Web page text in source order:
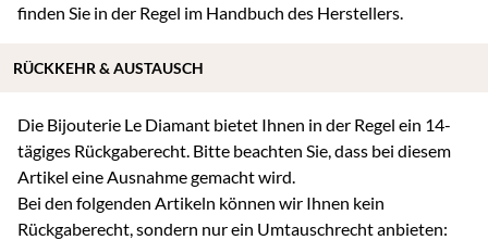
finden Sie in der Regel im Handbuch des Herstellers.
Die Bijouterie Le Diamant bietet Ihnen in der Regel ein 14-
tägiges Rückgaberecht. Bitte beachten Sie, dass bei diesem
Artikel eine Ausnahme gemacht wird.
Bei den folgenden Artikeln können wir Ihnen kein
Rückgaberecht, sondern nur ein Umtauschrecht anbieten:
RÜCKKEHR & AUSTAUSCH